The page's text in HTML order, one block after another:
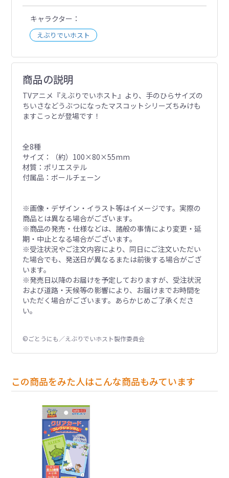
キャラクター
えぶりでいホスト
商品の説明
TVアニメ『えぶりでいホスト』より、手のひらサイズの
ちいさなどうぶつになったマスコットシリーズちみけも
ますこっとが登場です！
全8種
サイズ：（約）100×80×55mm
材質：ポリエステル
付属品：ボールチェーン
※画像・デザイン・イラスト等はイメージです。実際の
商品とは異なる場合がございます。
※商品の発売・仕様などは、諸般の事情により変更・延
期・中止となる場合がございます。
※受注状況やご注文内容により、同日にご注文いただい
た場合でも、発送日が異なるまたは前後する場合がござ
います。
※発売日以降のお届けを予定しておりますが、受注状況
および道路・天候等の影響により、お届けまでお時間を
いただく場合がございます。あらかじめご了承くださ
い。
©ごとうにも／えぶりでいホスト製作委員会
この商品をみた人はこんな商品もみています